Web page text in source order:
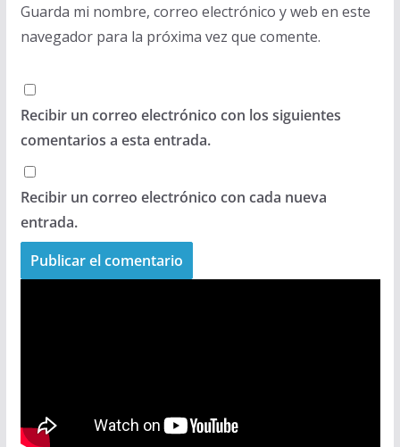
Guarda mi nombre, correo electrónico y web en este
navegador para la próxima vez que comente.
Recibir un correo electrónico con los siguientes
comentarios a esta entrada.
Recibir un correo electrónico con cada nueva
entrada.